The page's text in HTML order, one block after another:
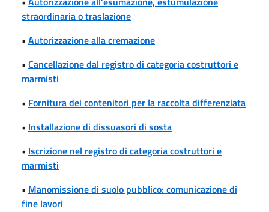
straordinaria o traslazione
• Autorizzazione alla cremazione
• Cancellazione dal registro di categoria costruttori e
marmisti
• Fornitura dei contenitori per la raccolta differenziata
• Installazione di dissuasori di sosta
• Iscrizione nel registro di categoria costruttori e
marmisti
• Manomissione di suolo pubblico: comunicazione di
fine lavori